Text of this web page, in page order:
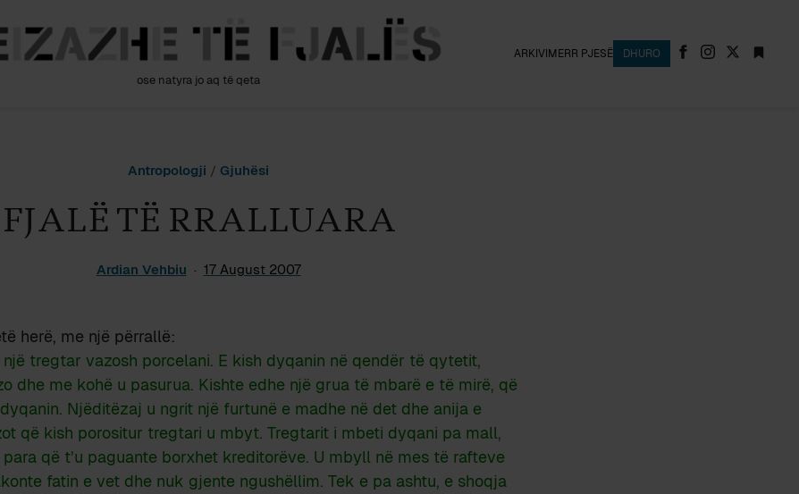
ose natyra jo aq të qeta
ARKIVIMERR PJESË DHURO
Antropologji / Gjuhësi
FJALË TË RRALLUARA
Ardian Vehbiu 17 August 2007
herë, me një përrallë:
një tregtar vazosh porcelani. E kish dyqanin në qendër të qytetit,
dhe me kohë u pasurua. Kishte edhe një grua të mbarë e të mirë, që
Njëditëzaj u ngrit një furtunë e madhe në det dhe anija e
që kish porositur tregtari u mbyt. Tregtarit i mbeti dyqani pa mall,
para që t’u paguante borxhet kreditorëve. U mbyll në mes të rafteve
fatin e vet dhe nuk gjente ngushëllim. Tek e pa ashtu, e shoqja